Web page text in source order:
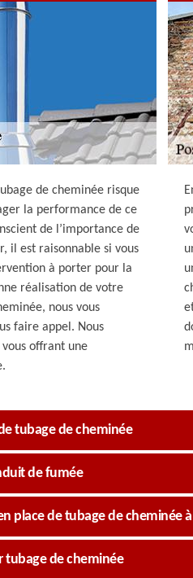
de cheminée risque
la performance de ce
de l’importance de
il est raisonnable si vous
à porter pour la
réalisation de votre
nous vous
faire appel. Nous
offrant une
tubage de cheminée
de fumée
place de tubage de cheminée
tubage de cheminée